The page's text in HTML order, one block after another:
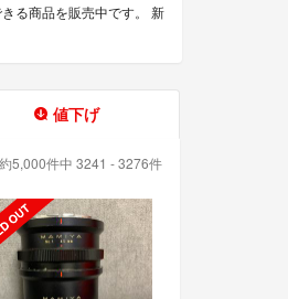
る商品を販売中です。 新
値下げ
約5,000件中 3241 - 3276件